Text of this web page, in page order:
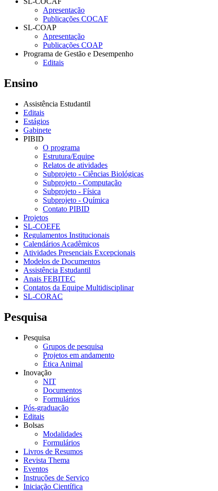
Apresentação
Publicações COCAF
SL-COAP
Apresentação
Publicações COAP
Programa de Gestão e Desempenho
Editais
Ensino
Assistência Estudantil
Editais
Estágios
Gabinete
PIBID
O programa
Estrutura/Equipe
Relatos de atividades
Subprojeto - Ciências Biológicas
Subprojeto - Computação
Subprojeto - Física
Subprojeto - Química
Contato PIBID
Projetos
SL-COEFE
Regulamentos Institucionais
Calendários Acadêmicos
Atividades Presenciais Excepcionais
Modelos de Documentos
Assistência Estudantil
Anais FEBITEC
Contatos da Equipe Multidisciplinar
SL-CORAC
Pesquisa
Pesquisa
Grupos de pesquisa
Projetos em andamento
Ética Animal
Inovação
NIT
Documentos
Formulários
Pós-graduação
Editais
Bolsas
Modalidades
Formulários
Livros de Resumos
Revista Thema
Eventos
Instruções de Serviço
Iniciação Científica